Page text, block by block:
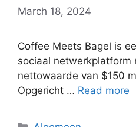
March 18, 2024
Coffee Meets Bagel is
sociaal netwerkplatform
nettowaarde van $150
Opgericht … Read more
Categories